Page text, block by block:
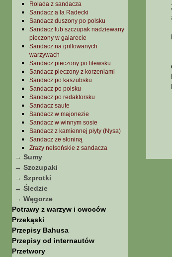
Rolada z sandacza
Sandacz a la Radecki
Sandacz duszony po polsku
Sandacz lub szczupak nadziewany
pieczony w galarecie
Sandacz na grillowanych
warzywach
Sandacz pieczony po litewsku
Sandacz pieczony z korzeniami
Sandacz po kaszubsku
Sandacz po polsku
Sandacz po redaktorsku
Sandacz saute
Sandacz w majonezie
Sandacz w winnym sosie
Sandacz z kamiennej płyty (Nysa)
Sandacz ze słoniną
Zrazy nelsońskie z sandacza
→ Sumy
→ Szczupaki
→ Szprotki
→ Śledzie
→ Węgorze
Potrawy z warzyw i owoców
Przekąski
Przepisy Bahusa
Przepisy od internautów
Przetwory